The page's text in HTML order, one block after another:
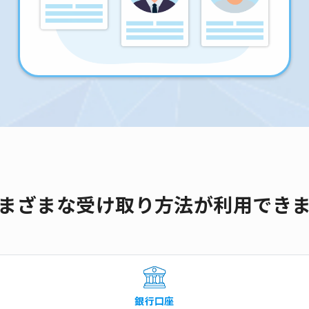
ざまな受け取り方法が利用でき
銀行口座